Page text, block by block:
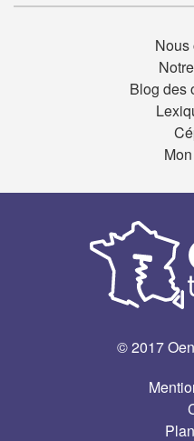
Nous
Blog des
© 2017